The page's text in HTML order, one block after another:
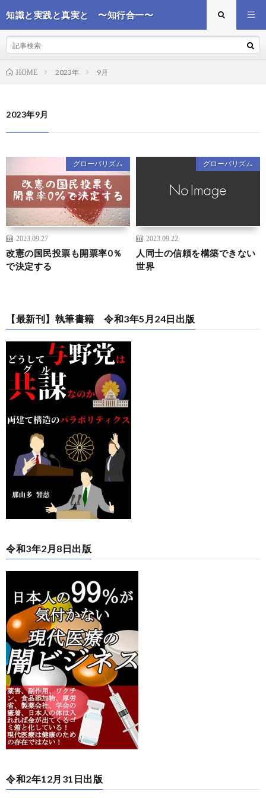
知識と実践と真実と 〜知行合一〜
HOME 2023年 9月
2023年9月
グローバリズム
2023.09.27
改憲の国民投票も開票率0％
で決定する
グローバリズム
2023.09.22
人同士の信頼を構築できない
世界
【最新刊】執筆書籍 令和3年5月24日出版
令和3年2月8日出版
令和2年12月31日出版